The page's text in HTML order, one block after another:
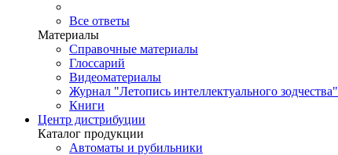
Все ответы
Материалы
Справочные материалы
Глоссарий
Видеоматериалы
Журнал "Летопись интеллектуального зодчества"
Книги
Центр дистрибуции
Каталог продукции
Автоматы и рубильники